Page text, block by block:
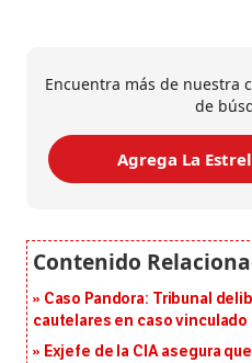
Encuentra más de nuestra
de
Agrega La
Caso Pandora: Tribunal
cautelares en caso vinculado
Exjefe de la CIA asegura